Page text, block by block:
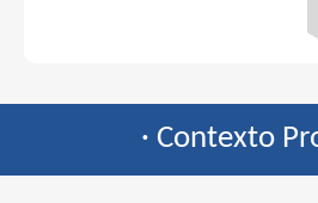
· Contexto